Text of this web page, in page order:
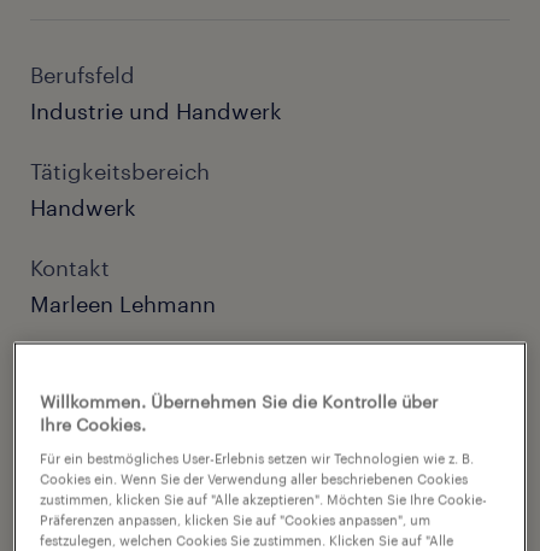
Berufsfeld
Industrie und Handwerk
Tätigkeitsbereich
Handwerk
Kontakt
Marleen Lehmann
bewerbung.nord@randstad.de
Referenznummer
C01290289
Willkommen. Übernehmen Sie die Kontrolle über
Ihre Cookies.
Für ein bestmögliches User-Erlebnis setzen wir Technologien wie z. B.
Cookies ein. Wenn Sie der Verwendung aller beschriebenen Cookies
zustimmen, klicken Sie auf "Alle akzeptieren". Möchten Sie Ihre Cookie-
Präferenzen anpassen, klicken Sie auf "Cookies anpassen", um
festzulegen, welchen Cookies Sie zustimmen. Klicken Sie auf "Alle